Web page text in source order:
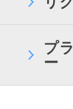
プ
ー